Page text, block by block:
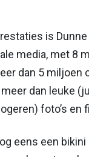
is
media, met 8
dan 5 miljoen
dan leuke
foto’s en
eens een bikini